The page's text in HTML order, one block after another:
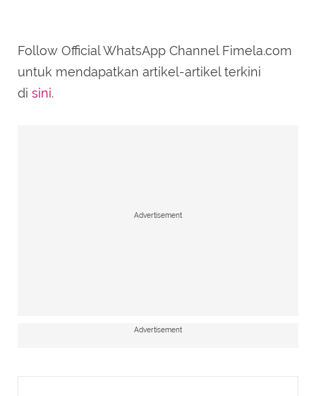
Follow Official WhatsApp Channel Fimela.com
untuk mendapatkan artikel-artikel terkini
di sini.
Advertisement
Advertisement